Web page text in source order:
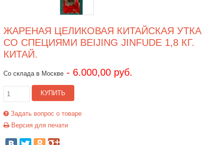
ЖАРЕНАЯ ЦЕЛИКОВАЯ КИТАЙСКАЯ УТКА
СО СПЕЦИЯМИ BEIJING JINFUDE 1,8 КГ.
КИТАЙ.
Со склада в Москве- 6.000,00 руб.
КУПИТЬ
Задать вопрос о товаре
Версия для печати